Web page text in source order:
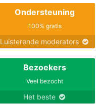
Ondersteuning
100% gratis
Luisterende moderators
Bezoekers
Veel bezocht
Het beste